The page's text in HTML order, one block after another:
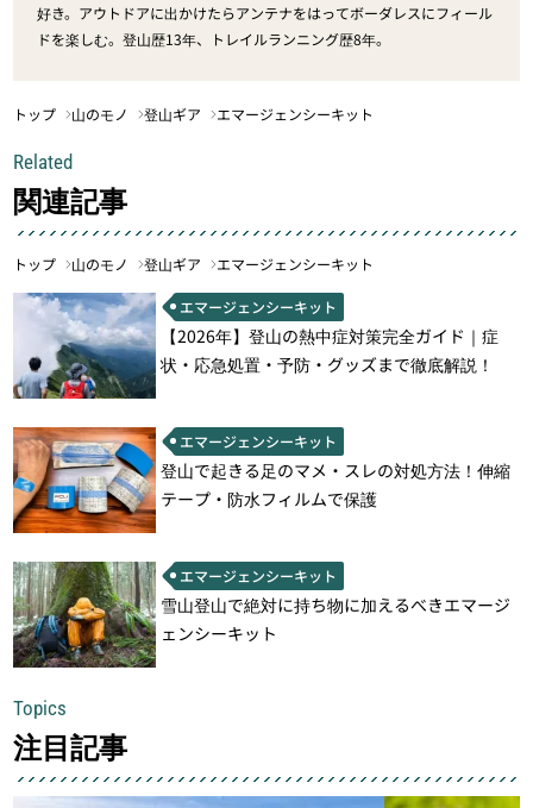
好き。アウトドアに出かけたらアンテナをはってボーダレスにフィール
ドを楽しむ。登山歴13年、トレイルランニング歴8年。
トップ 山のモノ 登山ギア エマージェンシーキット
Related
関連記事
トップ 山のモノ 登山ギア エマージェンシーキット
エマージェンシーキット
【2026年】登山の熱中症対策完全ガイド｜症
状・応急処置・予防・グッズまで徹底解説！
エマージェンシーキット
登山で起きる足のマメ・スレの対処方法！伸縮
テープ・防水フィルムで保護
エマージェンシーキット
雪山登山で絶対に持ち物に加えるべきエマージ
ェンシーキット
Topics
注目記事